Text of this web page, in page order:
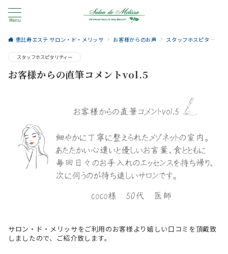
Menu
恵比寿エステ サロン・ド・メリッサ お客様からのお声 スタッフホスピタリティー
スタッフホスピタリティー
お客様からの直筆コメントvol.5
サロン・ド・メリッサをご利用のお客様より嬉しい口コミを頂戴致
しましたので、ご紹介致します。